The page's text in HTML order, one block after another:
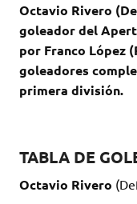
it
te
r
at
s
A
p
e
b
o
o
Octavio Rivero
goleador del
por Franco López
goleadores
primera división.
TABLA DE
Octavio Rivero